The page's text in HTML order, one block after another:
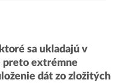
sa ukladajú v
preto extrémne
dát zo zložitých